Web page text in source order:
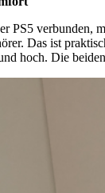
PS5 verbunden,
Das ist
hoch. Die